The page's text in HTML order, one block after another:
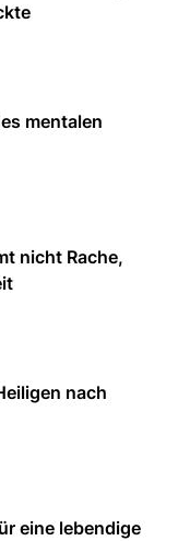
mentalen
nicht Rache,
nach
eine lebendige